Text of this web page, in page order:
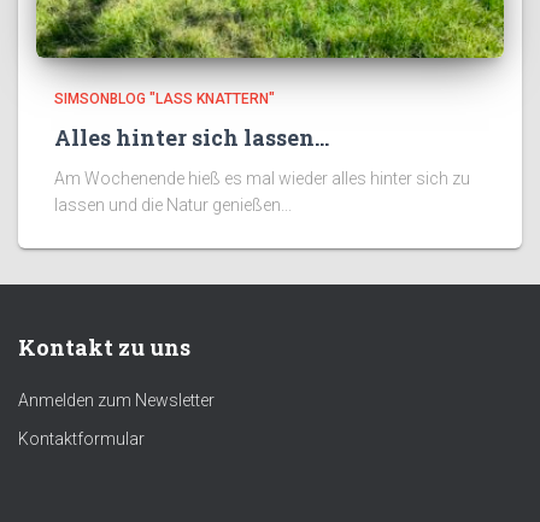
SIMSONBLOG "LASS KNATTERN"
Alles hinter sich lassen…
Am Wochenende hieß es mal wieder alles hinter sich zu
lassen und die Natur genießen...
Kontakt zu uns
Anmelden zum Newsletter
Kontaktformular